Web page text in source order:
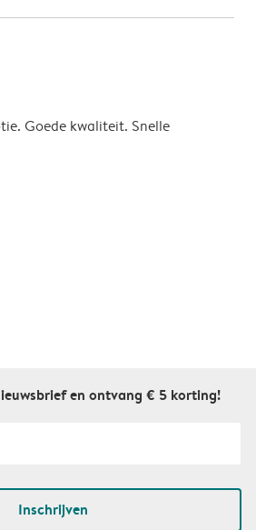
Goede kwaliteit. Snelle
pagination
en ontvang € 5 korting!
Inschrijven